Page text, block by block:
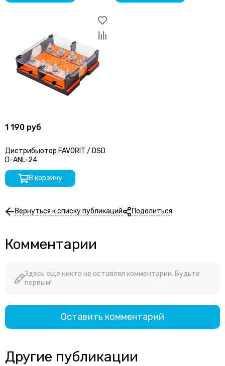
1 190 руб
Дистрибьютор FAVORIT / DSD
D-ANL-24
В корзину
Вернуться к списку публикаций Поделиться
Комментарии
Здесь еще никто не оставлял комментарии. Будьте
первым!
Оставить комментарий
Другие публикации